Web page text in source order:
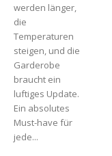
werden länger,
die
Temperaturen
steigen, und die
Garderobe
braucht ein
luftiges Update.
Ein absolutes
Must-have für
jede...